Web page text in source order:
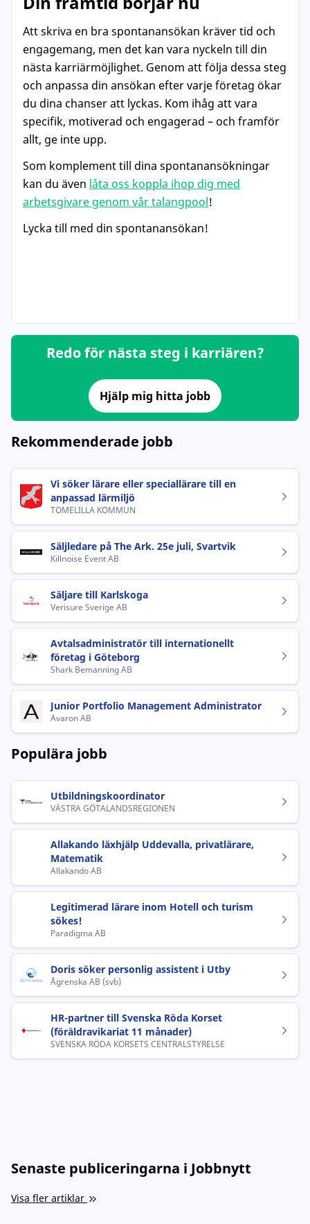
Att skriva en bra spontanansökan kräver tid och
engagemang, men det kan vara nyckeln till din
nästa karriärmöjlighet. Genom att följa dessa steg
och anpassa din ansökan efter varje företag ökar
du dina chanser att lyckas. Kom ihåg att vara
specifik, motiverad och engagerad – och framför
allt, ge inte upp.
Som komplement till dina spontanansökningar
kan du även låta oss koppla ihop dig med
arbetsgivare genom vår talangpool!
Lycka till med din spontanansökan!
Redo för nästa steg i karriären?
Hjälp mig hitta jobb
Rekommenderade jobb
Vi söker lärare eller speciallärare till en
anpassad lärmiljö
TOMELILLA KOMMUN
Säljledare på The Ark. 25e juli, Svartvik
Killnoise Event AB
Säljare till Karlskoga
Verisure Sverige AB
Avtalsadministratör till internationellt
företag i Göteborg
Shark Bemanning AB
Junior Portfolio Management Administrator
Avaron AB
Populära jobb
Utbildningskoordinator
VÄSTRA GÖTALANDSREGIONEN
Allakando läxhjälp Uddevalla, privatlärare,
Matematik
Allakando AB
Legitimerad lärare inom Hotell och turism
sökes!
Paradigma AB
Doris söker personlig assistent i Utby
Ågrenska AB (svb)
HR-partner till Svenska Röda Korset
(föräldravikariat 11 månader)
SVENSKA RÖDA KORSETS CENTRALSTYRELSE
Senaste publiceringarna i Jobbnytt
Visa fler artiklar